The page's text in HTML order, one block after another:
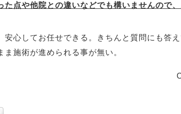
た点や他院との違いなどでも構いませんので
安心してお任せできる。きちんと質問にも答
施術が進められる事が無い。